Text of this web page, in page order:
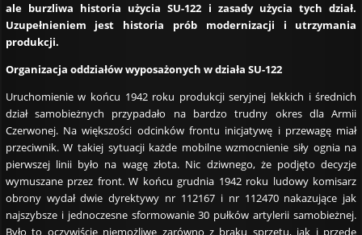
ale burzliwa historia użycia SU-122 i zasady użycia tych dział.
Uzupełnieniem jest historia prób modernizacji i utrzymania
produkcji.
Organizacja oddziałów wyposażonych w działa SU-122
Uruchomienie w końcu 1942 roku produkcji seryjnej lekkich i średnich
dział samobieżnych przypadało na bardzo trudny okres dla Armii
Czerwonej. Na większości odcinków frontu inicjatywę i przewagę miał
przeciwnik. W takiej sytuacji każde mobilne wzmocnienie siły ognia na
pierwszej linii było na wagę złota. Nic dziwnego, że podjęto decyzje
wymuszane przez front. W końcu grudnia 1942 roku ludowy komisarz
obrony wydał dwie dyrektywy nr 112167 i nr 112470 nakazujące jak
najszybsze i jednoczesne sformowanie 30 pułków artylerii samobieżnej.
Było to oczywiście niemożliwe zarówno z braku sprzętu, jak i przede